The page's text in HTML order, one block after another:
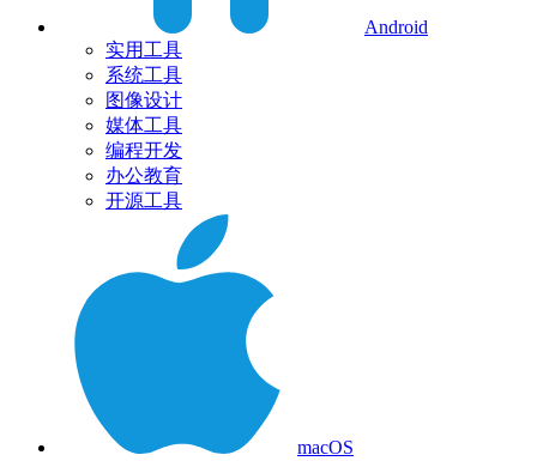
Android
实用工具
系统工具
图像设计
媒体工具
编程开发
办公教育
开源工具
macOS